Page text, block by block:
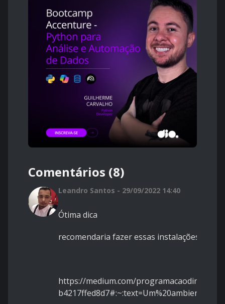
Comentários (8)
Leandro Santos - 29/09/2022 14:40
Ótima dica
recomendaria fazer essas instalações em
https://medium.com/